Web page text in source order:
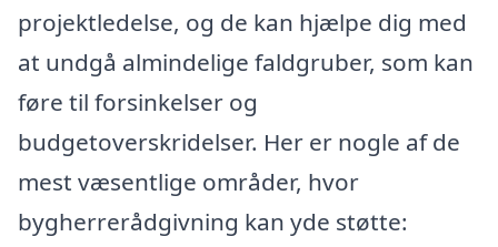
projektledelse, og de kan hjælpe dig med
at undgå almindelige faldgruber, som kan
føre til forsinkelser og
budgetoverskridelser. Her er nogle af de
mest væsentlige områder, hvor
bygherrerådgivning kan yde støtte: